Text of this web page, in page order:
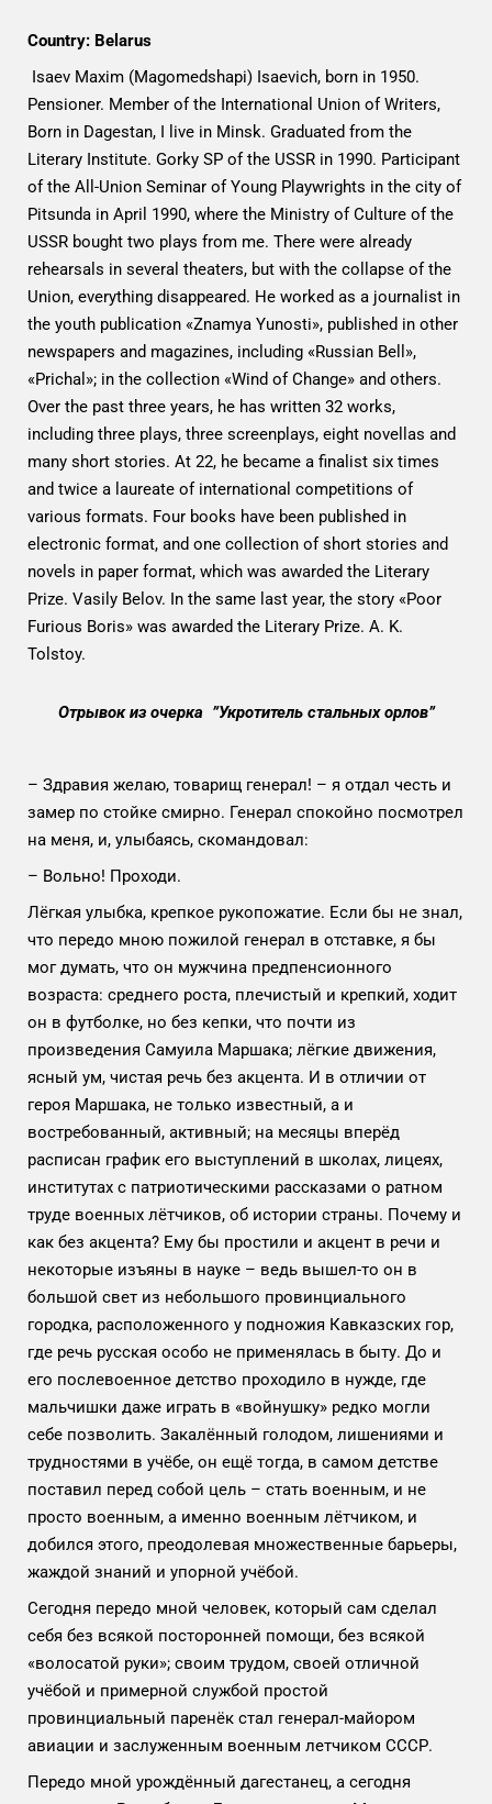
Country: Belarus
Isaev Maxim (Magomedshapi) Isaevich, born in 1950.
Pensioner. Member of the International Union of Writers,
Born in Dagestan, I live in Minsk. Graduated from the
Literary Institute. Gorky SP of the USSR in 1990. Participant
of the All-Union Seminar of Young Playwrights in the city of
Pitsunda in April 1990, where the Ministry of Culture of the
USSR bought two plays from me. There were already
rehearsals in several theaters, but with the collapse of the
Union, everything disappeared. He worked as a journalist in
the youth publication «Znamya Yunosti», published in other
newspapers and magazines, including «Russian Bell»,
«Prichal»; in the collection «Wind of Change» and others.
Over the past three years, he has written 32 works,
including three plays, three screenplays, eight novellas and
many short stories. At 22, he became a finalist six times
and twice a laureate of international competitions of
various formats. Four books have been published in
electronic format, and one collection of short stories and
novels in paper format, which was awarded the Literary
Prize. Vasily Belov. In the same last year, the story «Poor
Furious Boris» was awarded the Literary Prize. A. K.
Tolstoy.
Отрывок из очерка ”Укротитель стальных орлов”
– Здравия желаю, товарищ генерал! – я отдал честь и
замер по стойке смирно. Генерал спокойно посмотрел
на меня, и, улыбаясь, скомандовал:
– Вольно! Проходи.
Лёгкая улыбка, крепкое рукопожатие. Если бы не знал,
что передо мною пожилой генерал в отставке, я бы
мог думать, что он мужчина предпенсионного
возраста: среднего роста, плечистый и крепкий, ходит
он в футболке, но без кепки, что почти из
произведения Самуила Маршака; лёгкие движения,
ясный ум, чистая речь без акцента. И в отличии от
героя Маршака, не только известный, а и
востребованный, активный; на месяцы вперёд
расписан график его выступлений в школах, лицеях,
институтах с патриотическими рассказами о ратном
труде военных лётчиков, об истории страны. Почему и
как без акцента? Ему бы простили и акцент в речи и
некоторые изъяны в науке – ведь вышел-то он в
большой свет из небольшого провинциального
городка, расположенного у подножия Кавказских гор,
где речь русская особо не применялась в быту. До и
его послевоенное детство проходило в нужде, где
мальчишки даже играть в «войнушку» редко могли
себе позволить. Закалённый голодом, лишениями и
трудностями в учёбе, он ещё тогда, в самом детстве
поставил перед собой цель – стать военным, и не
просто военным, а именно военным лётчиком, и
добился этого, преодолевая множественные барьеры,
жаждой знаний и упорной учёбой.
Сегодня передо мной человек, который сам сделал
себя без всякой посторонней помощи, без всякой
«волосатой руки»; своим трудом, своей отличной
учёбой и примерной службой простой
провинциальный паренёк стал генерал-майором
авиации и заслуженным военным летчиком СССР.
Передо мной урождённый дагестанец, а сегодня